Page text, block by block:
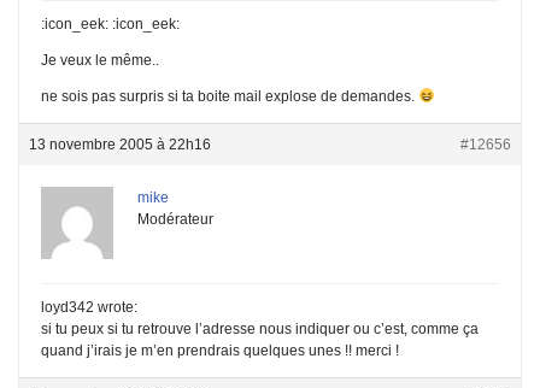
:icon_eek: :icon_eek:
Je veux le même..
ne sois pas surpris si ta boite mail explose de demandes.
13 novembre 2005 à 22h16 #12656
mike
Modérateur
loyd342 wrote:
si tu peux si tu retrouve l’adresse nous indiquer ou c’est, comme ça
quand j’irais je m’en prendrais quelques unes !! merci !